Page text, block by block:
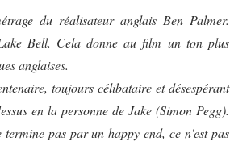
du réalisateur anglais Ben Palmer.
Bell. Cela donne au film un ton plus
anglaises.
toujours célibataire et désespérant
en la personne de Jake (Simon Pegg).
pas par un happy end, ce n'est pas